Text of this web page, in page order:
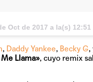
Oct de 2017 a la(s) 12:51
, Daddy Yankee, Becky G,
Llama», cuyo remix